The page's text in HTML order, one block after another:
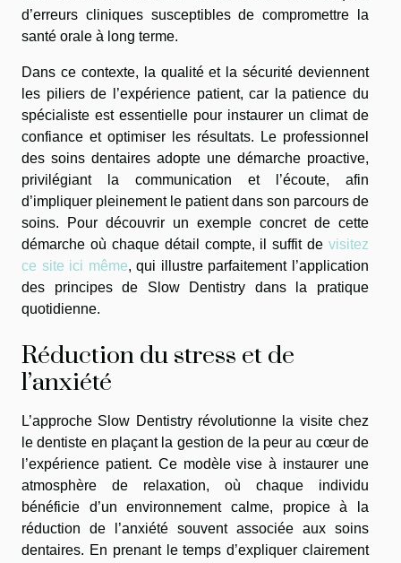
d’erreurs cliniques susceptibles de compromettre la
santé orale à long terme.
Dans ce contexte, la qualité et la sécurité deviennent
les piliers de l’expérience patient, car la patience du
spécialiste est essentielle pour instaurer un climat de
confiance et optimiser les résultats. Le professionnel
des soins dentaires adopte une démarche proactive,
privilégiant la communication et l’écoute, afin
d’impliquer pleinement le patient dans son parcours de
soins. Pour découvrir un exemple concret de cette
démarche où chaque détail compte, il suffit de visitez
ce site ici même, qui illustre parfaitement l’application
des principes de Slow Dentistry dans la pratique
quotidienne.
Réduction du stress et de
l’anxiété
L’approche Slow Dentistry révolutionne la visite chez
le dentiste en plaçant la gestion de la peur au cœur de
l’expérience patient. Ce modèle vise à instaurer une
atmosphère de relaxation, où chaque individu
bénéficie d’un environnement calme, propice à la
réduction de l’anxiété souvent associée aux soins
dentaires. En prenant le temps d’expliquer clairement